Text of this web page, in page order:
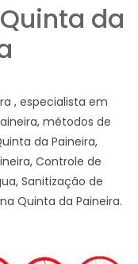
da
, especialista em
métodos de
da Paineira,
Controle de
Sanitização de
Quinta da Paineira.